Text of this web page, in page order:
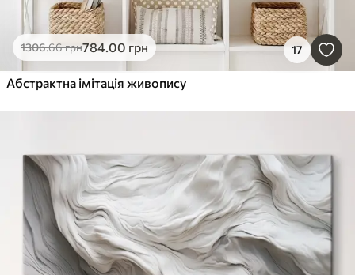
1306.66грн784.00 грн 17
Абстрактна імітація живопису